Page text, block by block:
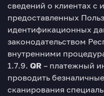
сведений о клиентах с
предоставленных
идентификационных
законодательством
внутренними
1.7.9. QR – платежный
проводить
сканирования